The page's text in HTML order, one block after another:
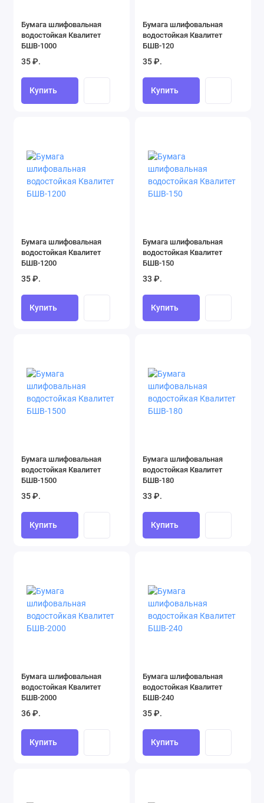
Наковальни (0)
Пистолеты для пены и герметика (4)
Просекатели (2)
Резьбонарезной инструмент (49)
Ручные рубанки (2)
Съемники подшипников (2)
Тиски и струбцины (25)
Универсальные наборы инструментов (20)
Шарнирно-губцевый инструмент (51)
Шилья (1)
Бумага шлифовальная
водостойкая Квалитет
БШВ-1000
35 ₽.
Купить
Бумага шлифовальная
водостойкая Квалитет
БШВ-120
35 ₽.
Купить
Бумага шлифовальная
водостойкая Квалитет
БШВ-1200
35 ₽.
Купить
Бумага шлифовальная
водостойкая Квалитет
БШВ-150
33 ₽.
Купить
Бумага шлифовальная
водостойкая Квалитет
БШВ-1500
35 ₽.
Купить
Бумага шлифовальная
водостойкая Квалитет
БШВ-180
33 ₽.
Купить
Бумага шлифовальная
водостойкая Квалитет
БШВ-2000
36 ₽.
Купить
Бумага шлифовальная
водостойкая Квалитет
БШВ-240
35 ₽.
Купить